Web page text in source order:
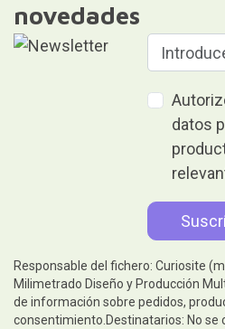
novedades
datos
Responsable del fichero: Curiosite
Milimetrado Diseño y Producción
de información sobre pedidos,
consentimiento.Destinatarios: No se